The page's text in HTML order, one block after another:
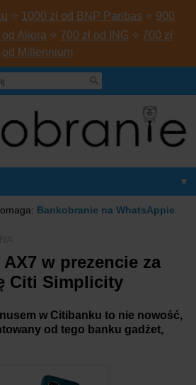
⭐ 1000 zł od BNP Paribas ⭐ 900
od Aliora ⭐ 700 zł od ING ⭐ 700 zł
od Millennium
▼
Bankobranie na WhatsAppie
w prezencie za
Citi Simplicity
w Citibanku to nie nowość,
od tego banku gadżet,